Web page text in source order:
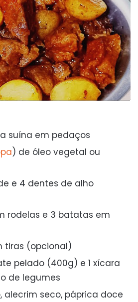
suína em pedaços
) de óleo vegetal ou
e 4 dentes de alho
rodelas e 3 batatas em
tiras (opcional)
pelado (400g) e 1 xícara
de legumes
alecrim seco, páprica doce